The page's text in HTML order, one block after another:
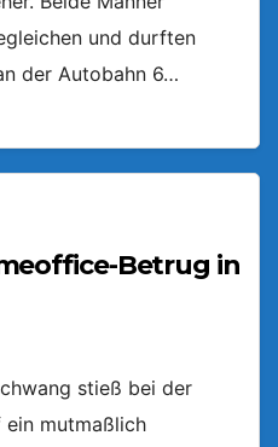
und durften
der Autobahn 6…
Betrug in
stieß bei der
mutmaßlich